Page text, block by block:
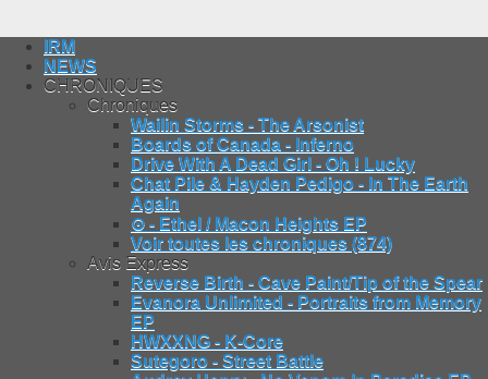
IRM
NEWS
CHRONIQUES
Chroniques
Wailin Storms - The Arsonist
Boards of Canada - Inferno
Drive With A Dead Girl - Oh ! Lucky
Chat Pile & Hayden Pedigo - In The Earth
Again
⊙ - Ethel / Macon Heights EP
Voir toutes les chroniques (874)
Avis Express
Reverse Birth - Cave Paint/Tip of the Spear
Evanora Unlimited - Portraits from Memory
EP
HWXXNG - K-Core
Sutegoro - Street Battle